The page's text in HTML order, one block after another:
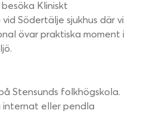
Kliniskt
vid Södertälje sjukhus där vi
övar praktiska moment i
Stensunds folkhögskola.
internat eller pendla